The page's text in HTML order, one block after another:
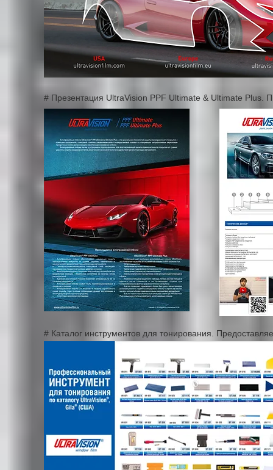
# Презентация UltraVision PPF Ultimate & Ultimate Plus.
# Каталог инструментов для тонирования.